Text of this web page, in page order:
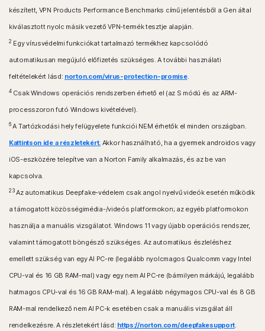
készített, VPN Products Performance Benchmarks című jelentésből a Gen által
kiválasztott nyolc másik vezető VPN-termék tesztje alapján.
2 Egy vírusvédelmi funkciókat tartalmazó termékhez kapcsolódó
automatikusan megújuló előfizetés szükséges. A további használati
feltételekért lásd: norton.com/virus-protection-promise.
4Csak Windows operációs rendszerben érhető el (az S módú és az ARM-
processzoron futó Windows kivételével).
6A Tartózkodási hely felügyelete funkciói NEM érhetők el minden országban.
Kattintson ide a részletekért. Akkor használható, ha a gyermek androidos vagy
iOS-eszközére telepítve van a Norton Family alkalmazás, és az be van
kapcsolva.
23Az automatikus Deepfake-védelem csak angol nyelvű videók esetén működik
a támogatott közösségimédia-/videós platformokon; az egyéb platformokon
használja a manuális vizsgálatot. Windows 11 vagy újabb operációs rendszer,
valamint támogatott böngésző szükséges. Az automatikus észleléshez
emellett szükség van egy AI PC-re (legalább nyolcmagos Qualcomm vagy Intel
CPU-val és 16 GB RAM-mal) vagy egy nem AI PC-re (bármilyen márkájú, legalább
hatmagos CPU-val és 16 GB RAM-mal). A legalább négymagos CPU-val és 8 GB
RAM-mal rendelkező nem AI PC-k esetében csak a manuális vizsgálat áll
rendelkezésre. A részletekért lásd: https://norton.com/deepfakesupport.